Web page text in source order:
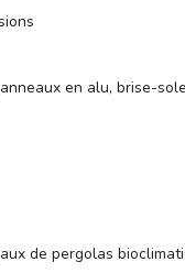
en alu, brise-
de pergolas